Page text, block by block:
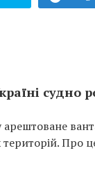
судно
Про